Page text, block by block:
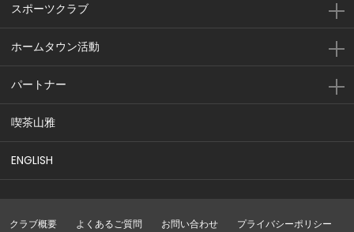
スポーツクラブ
ホームタウン活動
パートナー
喫茶山雅
ENGLISH
クラブ概要 よくあるご質問 お問い合わせ プライバシーポリシー